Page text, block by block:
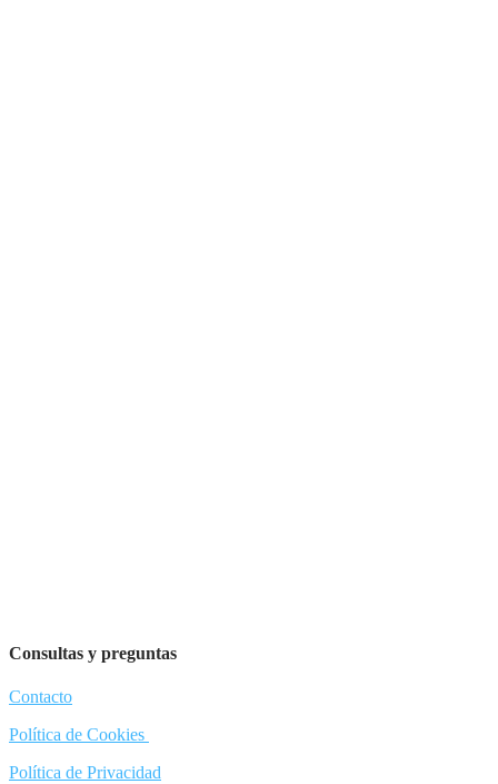
Consultas y preguntas
Contacto
Política de Cookies
Política de Privacidad